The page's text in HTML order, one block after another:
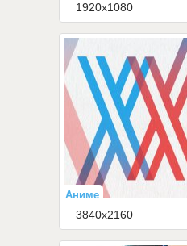
1920x1080
Аниме
3840x2160